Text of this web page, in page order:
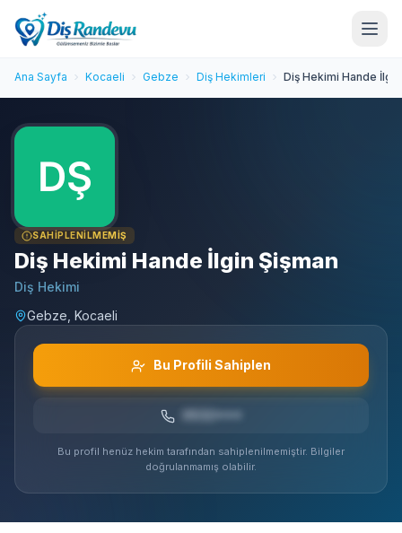
Ana Sayfa Kocaeli Gebze Diş Hekimleri Diş Hekimi Hande
SAHIPLENILMEMIŞ
Diş Hekimi Hande İlgin Şişman
Diş Hekimi
Gebze, Kocaeli
Bu Profili Sahiplen
Bu profil henüz hekim tarafından sahiplenilmemiştir. Bilgiler
doğrulanmamış olabilir.